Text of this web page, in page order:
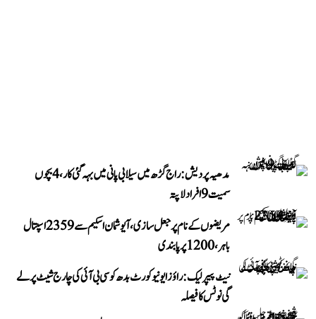
مدھیہ پردیش: راج گڑھ میں سیلابی پانی میں بہہ گئی کار، 4 بچوں
سمیت 9 افراد لاپتہ
مریضوں کے نام پر جعل سازی، آیوشمان اسکیم سے 2359 اسپتال
باہر، 1200 پر پابندی
نیٹ پیپر لیک: راؤز ایونیو کورٹ بدھ کو سی بی آئی کی چارج شیٹ پر لے
گی نوٹس کا فیصلہ